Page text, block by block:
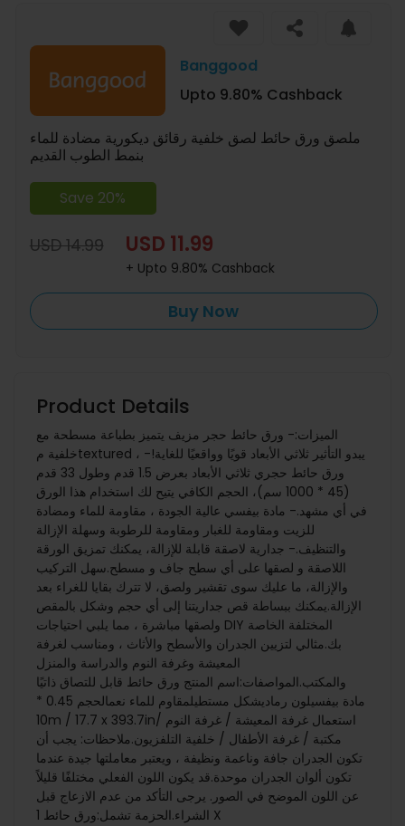
Banggood
Upto 9.80% Cashback
ملصق ورق حائط لصق خلفية رقائق ديكورية مضادة للماء
بنمط الطوب القديم
Save 20%
USD 14.99 USD 11.99
+ Upto 9.80% Cashback
Buy Now
Product Details
الميزات:- ورق حائط حجر مزيف يتميز بطباعة مسطحة مع
خلفية مtextured ، يبدو التأثير ثلاثي الأبعاد قويًا وواقعيًا للغاية!-
ورق حائط حجري ثلاثي الأبعاد بعرض 1.5 قدم وطول 33 قدم
(45 * 1000 سم)، الحجم الكافي يتيح لك استخدام هذا الورق
في أي مشهد.- مادة بيفسي عالية الجودة ، مقاومة للماء ومضادة
للزيت ومقاومة للغبار ومقاومة للرطوبة وسهلة الإزالة
والتنظيف.- جدارية لاصقة قابلة للإزالة، يمكنك تمزيق الورقة
اللاصقة و لصقها على أي سطح جاف و مسطح.سهل التركيب
والإزالة، ما عليك سوى تقشير ولصق، لا تترك بقايا للغراء بعد
الإزالة.يمكنك ببساطة قص جداريتنا إلى أي حجم وشكل بالمقص
ولصقها مباشرة ، مما يلبي احتياجات DIY المختلفة الخاصة
بك.مثالي لتزيين الجدران والأسطح والأثاث ، ومناسب لغرفة
المعيشة وغرفة النوم والدراسة والمنزل
والمكتب.المواصفات:اسم المنتج ورق حائط قابل للتصاق ذاتيًا
مادة بيفسيلون رماديشكل مستطيلمقاوم للماء نعمالحجم 0.45 *
10m / 17.7 x 393.7inاستعمال غرفة المعيشة / غرفة النوم /
مكتبة / غرفة الأطفال / خلفية التلفزيون.ملاحظات: يجب أن
تكون الجدران جافة وناعمة ونظيفة ، ويعتبر معاملتها جيدة عندما
تكون ألوان الجدران موحدة.قد يكون اللون الفعلي مختلفًا قليلاً
عن اللون الموضح في الصور. يرجى التأكد من عدم الازعاج قبل
الشراء.الحزمة تشمل:ورق حائط 1 X